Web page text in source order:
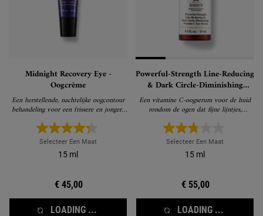
Midnight Recovery Eye -
Oogcrème
Een herstellende, nachtelijke oogcontour
behandeling voor een frissere en jongere
blik de volgende ochtend
Selecteer Een Maat
15 ml
€ 45,00
LOADING ...
Powerful-Strength Line-Reducing
& Dark Circle-Diminishing
Vitamin C Eye Serum – Vitamine
C Oogserum
Een vitamine C-oogserum voor de huid
rondom de ogen dat fijne lijntjes,
kraaienpootjes en donkere kringen
zichtbaar vermindert.
Selecteer Een Maat
15 ml
€ 55,00
LOADING ...